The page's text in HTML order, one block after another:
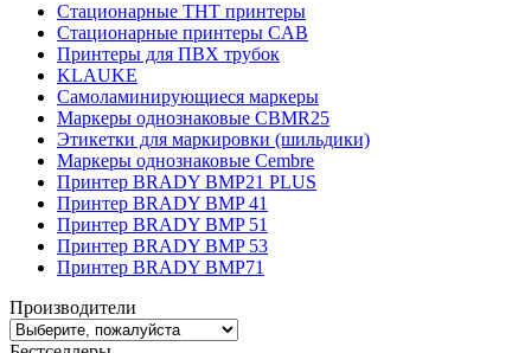
Стационарные THT принтеры
Стационарные принтеры CAB
Принтеры для ПВХ трубок
KLAUKE
Самоламинирующиеся маркеры
Маркеры однознаковые CBMR25
Этикетки для маркировки (шильдики)
Маркеры однознаковые Cembre
Принтер BRADY BMP21 PLUS
Принтер BRADY BMP 41
Принтер BRADY BMP 51
Принтер BRADY BMP 53
Принтер BRADY BMP71
Производители